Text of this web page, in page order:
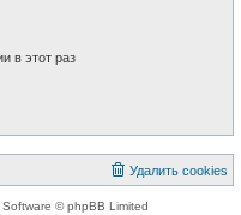
в этот раз
Удалить cookies
© phpBB Limited